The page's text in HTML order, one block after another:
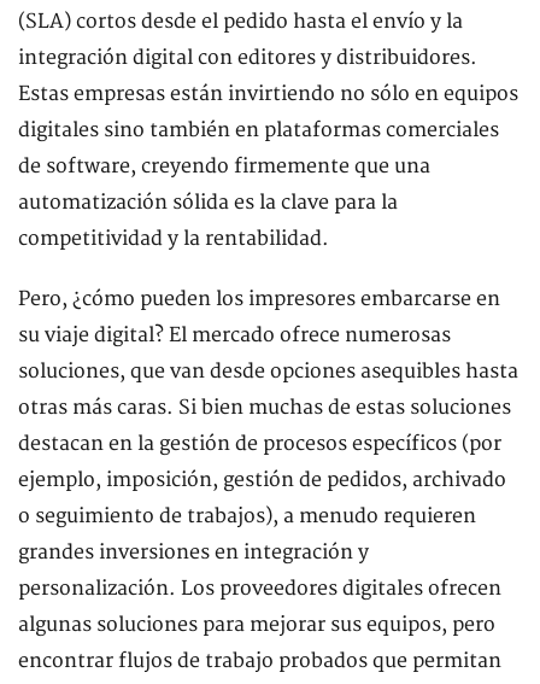
(SLA) cortos desde el pedido hasta el envío y la
integración digital con editores y distribuidores.
Estas empresas están invirtiendo no sólo en equipos
digitales sino también en plataformas comerciales
de software, creyendo firmemente que una
automatización sólida es la clave para la
competitividad y la rentabilidad.
Pero, ¿cómo pueden los impresores embarcarse en
su viaje digital? El mercado ofrece numerosas
soluciones, que van desde opciones asequibles hasta
otras más caras. Si bien muchas de estas soluciones
destacan en la gestión de procesos específicos (por
ejemplo, imposición, gestión de pedidos, archivado
o seguimiento de trabajos), a menudo requieren
grandes inversiones en integración y
personalización. Los proveedores digitales ofrecen
algunas soluciones para mejorar sus equipos, pero
encontrar flujos de trabajo probados que permitan